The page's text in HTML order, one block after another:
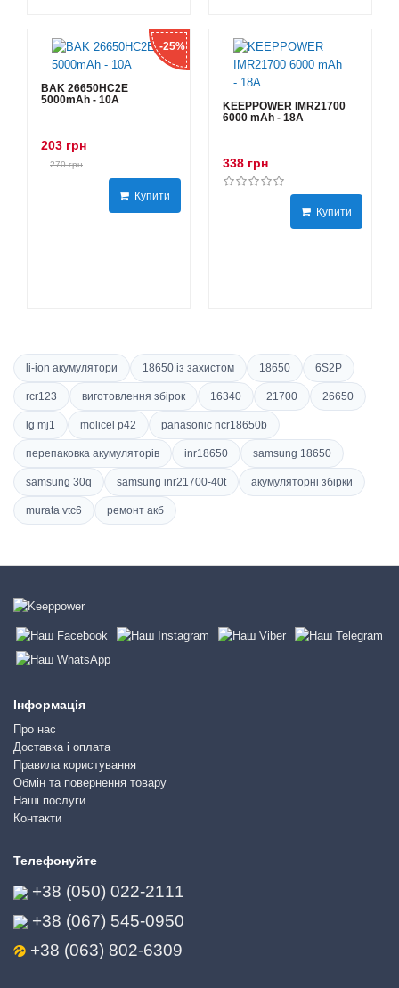
-25%
BAK 26650HC2E
5000mAh - 10А
203 грн
270 грн
Купити
KEEPPOWER IMR21700
6000 mAh - 18А
338 грн
Купити
li-ion акумулятори 18650 із захистом 18650 6S2P
rcr123 виготовлення збірок 16340 21700 26650
lg mj1 molicel p42 panasonic ncr18650b
перепаковка акумуляторів inr18650 samsung 18650
samsung 30q samsung inr21700-40t акумуляторні збірки
murata vtc6 ремонт акб
Інформація
Про нас
Доставка і оплата
Правила користування
Обмін та повернення товару
Наші послуги
Контакти
Телефонуйте
+38 (050) 022-2111
+38 (067) 545-0950
+38 (063) 802-6309